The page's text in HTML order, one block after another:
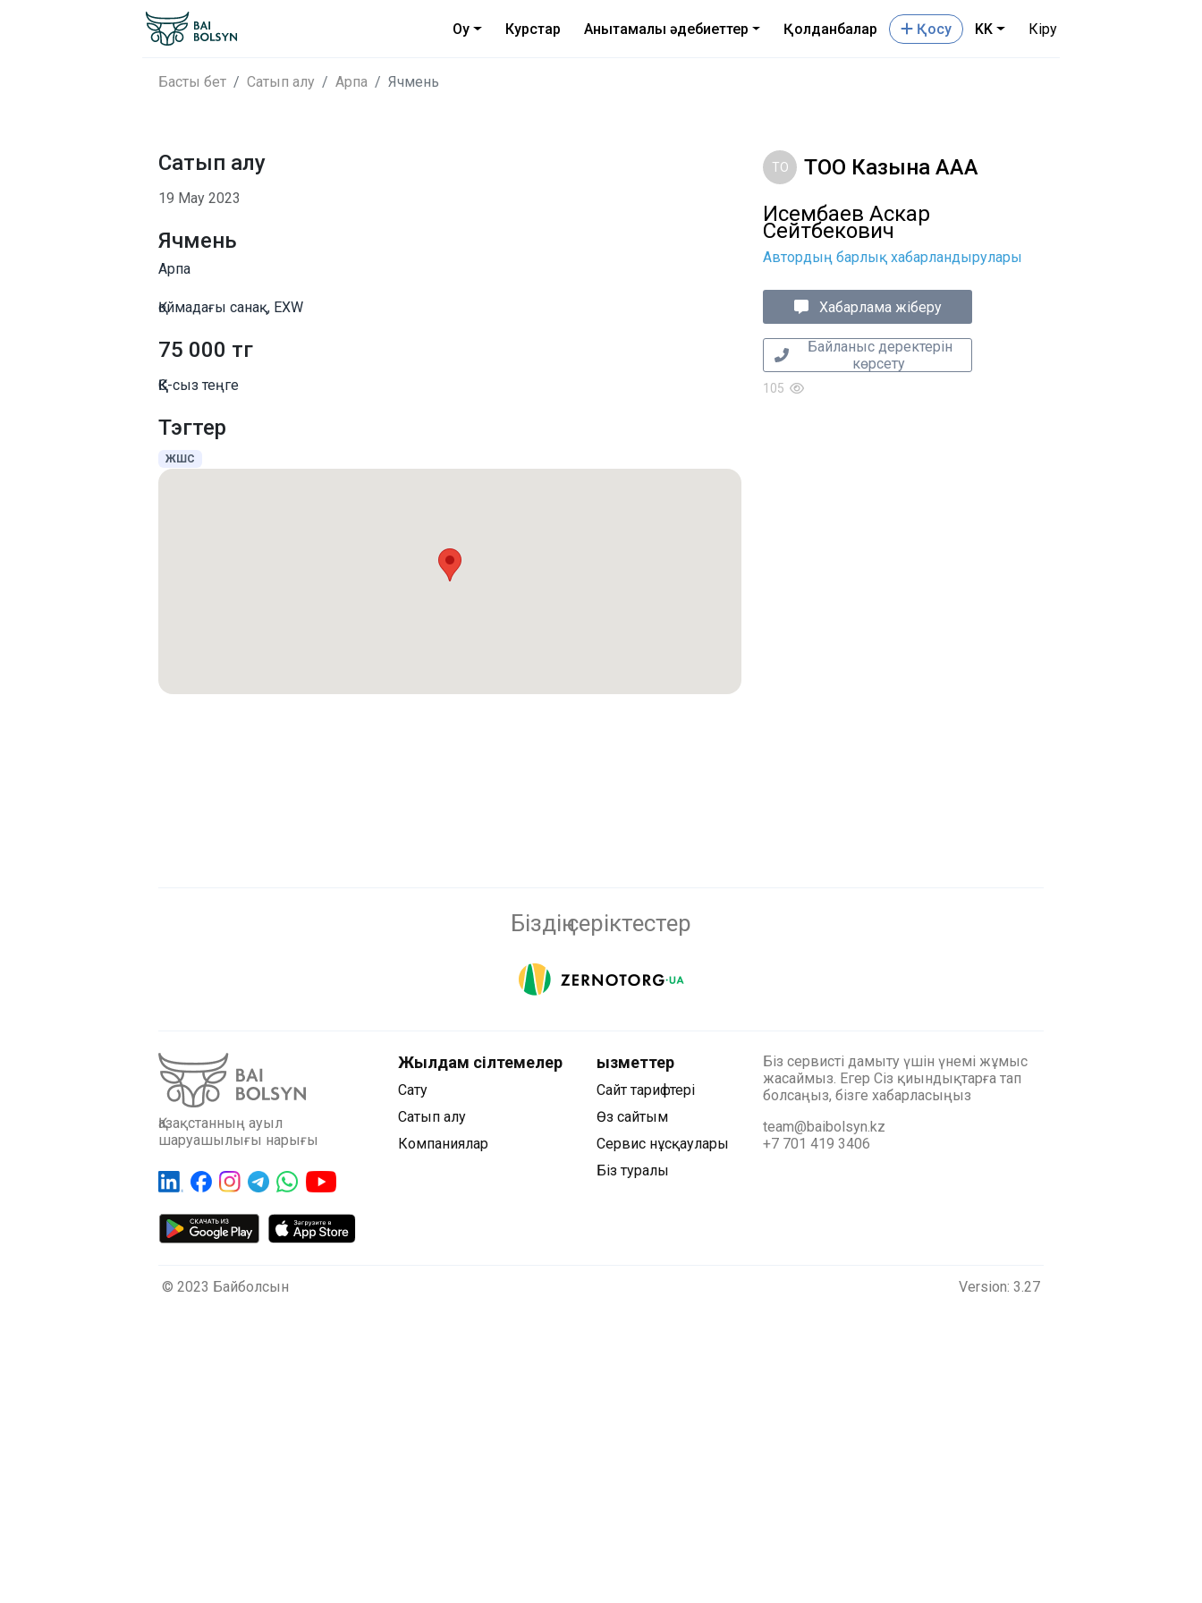
Оқу Курстар Анықтамалық әдебиеттер Қолданбалар Қосу KK Кіру
Басты бет Сатып алу Арпа Ячмень
Сатып алу
19 Мау 2023
Ячмень
Арпа
Қоймадағы санақ, EXW
75 000 тг
ҚҚС-сыз теңге
Тэгтер
ЖШС
ТО
ТОО Казына ААА
Исембаев Аскар
Сейтбекович
Автордың барлық хабарландырулары
Хабарлама жіберу
Байланыс деректерін
көрсету
105
Біздің серіктестер
Қазақстанның ауыл
шаруашылығы нарығы
Жылдам сілтемелер
Сату
Сатып алу
Компаниялар
Қызметтер
Сайт тарифтері
Өз сайтым
Сервис нұсқаулары
Біз туралы
Біз сервисті дамыту үшін үнемі жұмыс
жасаймыз. Егер Сіз қиындықтарға тап
болсаңыз, бізге хабарласыңыз
team@baibolsyn.kz
+7 701 419 3406
© 2023 Байболсын Version: 3.27